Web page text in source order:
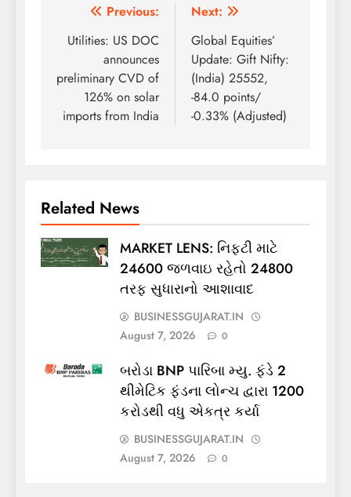
Post
navigation
Previous:
Utilities: US DOC
announces
preliminary CVD of
126% on solar
imports from India
Next:
Global Equities’
Update: Gift Nifty:
(India) 25552,
-84.0 points/
-0.33% (Adjusted)
Related News
MARKET LENS: નિફ્ટી માટે
24600 જળવાઇ રહેતો 24800
તરફ સુધારાનો આશાવાદ
BUSINESSGUJARAT.IN
August 7, 2026
0
બરોડા BNP પારિબા મ્યુ. ફંડે 2
થીમેટિક ફંડના લોન્ચ દ્વારા 1200
કરોડથી વધુ એકત્ર કર્યા
BUSINESSGUJARAT.IN
August 7, 2026
0